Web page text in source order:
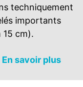
techniquement
importants
15 cm).
En savoir plus